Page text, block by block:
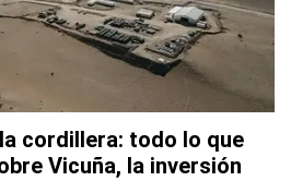
cordillera: todo lo que
Vicuña, la inversión